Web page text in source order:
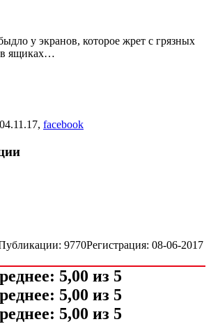
у экранов, которое жрет с грязных
в ящиках…
facebook
9770Регистрация: 08-06-2017